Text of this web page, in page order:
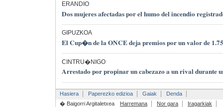
ERANDIO
Dos mujeres afectadas por el humo del incendio
GIPUZKOA
El Cup�n de la ONCE deja premios por un valor de
CINTRU�NIGO
Arrestado por propinar un cabezazo a un rival durante
Hasiera Paperezko edizioa Gaiak
Denda
� Baigorri Argitaletxea
Harremana Nor gara Iragarkiak